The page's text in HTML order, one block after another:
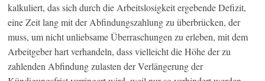
kalkuliert, das sich durch die Arbeitslosigkeit ergebende Defizit,
eine Zeit lang mit der Abfindungszahlung zu überbrücken, der
muss, um nicht unliebsame Überraschungen zu erleben, mit dem
Arbeitgeber hart verhandeln, dass vielleicht die Höhe der zu
zahlenden Abfindung zulasten der Verlängerung der